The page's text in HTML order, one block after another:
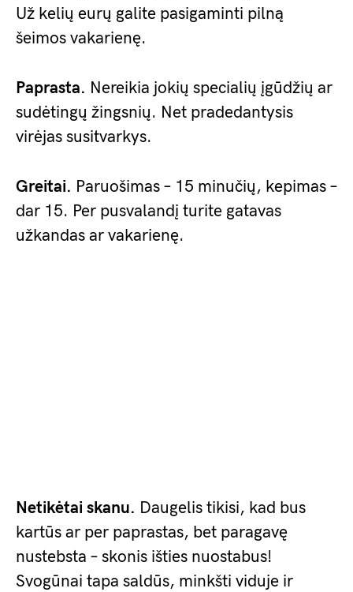
Už kelių eurų galite pasigaminti pilną
šeimos vakarienę.
Paprasta. Nereikia jokių specialių įgūdžių ar
sudėtingų žingsnių. Net pradedantysis
virėjas susitvarkys.
Greitai. Paruošimas – 15 minučių, kepimas –
dar 15. Per pusvalandį turite gatavas
užkandas ar vakarienę.
Netikėtai skanu. Daugelis tikisi, kad bus
kartūs ar per paprastas, bet paragavę
nustebsta – skonis išties nuostabus!
Svogūnai tapa saldūs, minkšti viduje ir